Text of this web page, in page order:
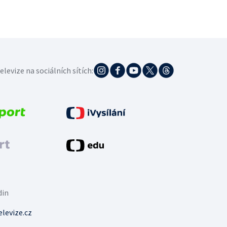
na sociálních sítích: